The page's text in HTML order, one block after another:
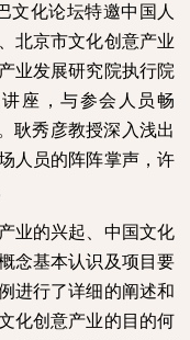
文化论坛特邀中国人
北京市文化创意产业
业发展研究院执行院
座，与参会人员畅
耿秀彦教授深入浅出
人员的阵阵掌声，许
业的兴起、中国文化
念基本认识及项目要
进行了详细的阐述和
化创意产业的目的何